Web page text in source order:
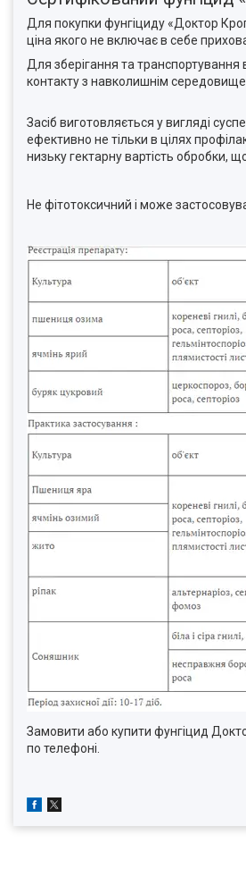
Для покупки фунгіциду «Доктор
ціна якого не включає в себе
Для зберігання та транспортування
контакту з навколишнім
Засіб виготовляється у вигляді
ефективно не тільки в цілях
низьку гектарну вартість обробки,
Не фітотоксичний і може
Замовити або купити фунгіцид
по телефоні.